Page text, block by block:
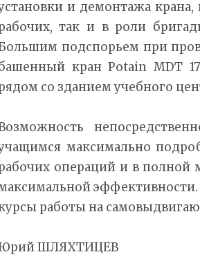
и демонтажа
так и в роли
подспорьем при
кран Potain MDT
со зданием учебного
максимально
операций и в полной
работы на
ШЛЯХТИЦЕВ